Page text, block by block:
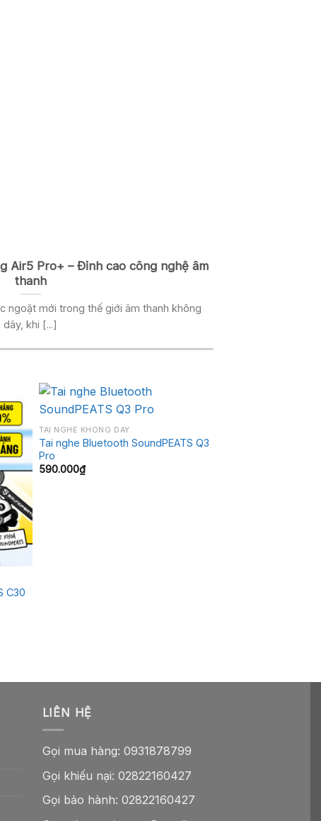
Air5 Pro+ – Đỉnh cao công nghệ âm
thanh
ngoặt mới trong thế giới âm thanh không
dây, khi [...]
C30
TAI NGHE KHÔNG DÂY
Tai nghe Bluetooth SoundPEATS Q3
Pro
590.000₫
LIÊN HỆ
Gọi mua hàng: 0931878799
Gọi khiếu nại: 02822160427
Gọi bảo hành: 02822160427